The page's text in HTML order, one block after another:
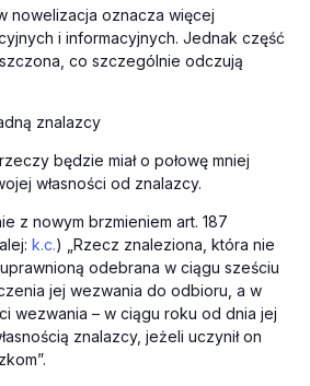
nowelizacja oznacza więcej
i informacyjnych. Jednak część
co szczególnie odczują
znalazcy
będzie miał o połowę mniej
własności od znalazcy.
z nowym brzmieniem art. 187
k.c.) „Rzecz znaleziona, która nie
odebrana w ciągu sześciu
jej wezwania do odbioru, a w
wezwania – w ciągu roku od dnia jej
znalazcy, jeżeli uczynił on